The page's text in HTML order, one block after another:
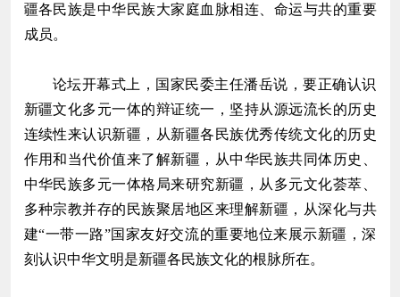
疆各民族是中华民族大家庭血脉相连、命运与共的重要
成员。
论坛开幕式上，国家民委主任潘岳说，要正确认识
新疆文化多元一体的辩证统一，坚持从源远流长的历史
连续性来认识新疆，从新疆各民族优秀传统文化的历史
作用和当代价值来了解新疆，从中华民族共同体历史、
中华民族多元一体格局来研究新疆，从多元文化荟萃、
多种宗教并存的民族聚居地区来理解新疆，从深化与共
建“一带一路”国家友好交流的重要地位来展示新疆，深
刻认识中华文明是新疆各民族文化的根脉所在。